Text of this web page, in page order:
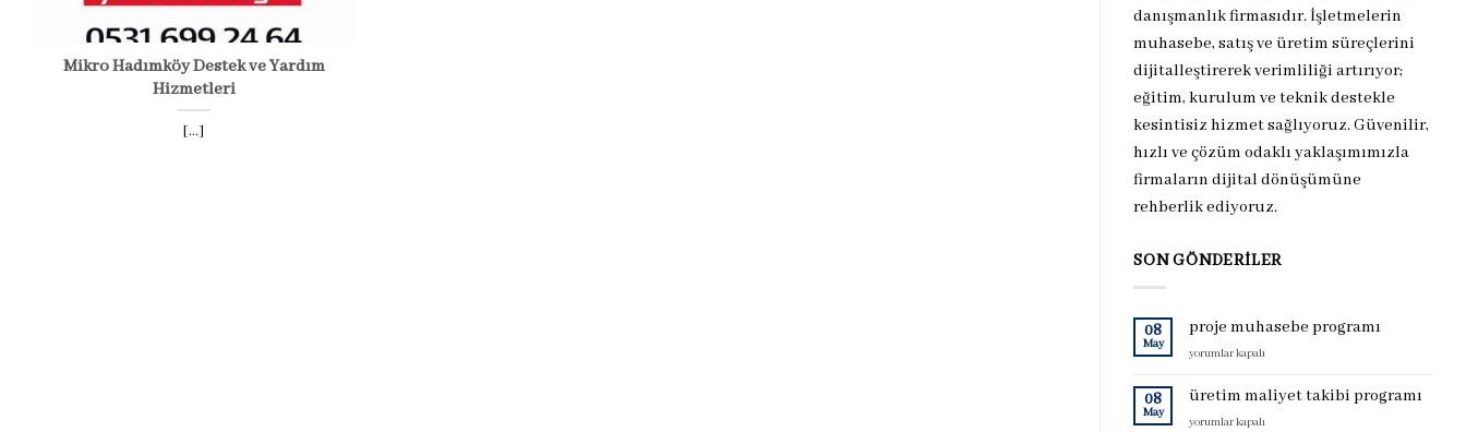
Mikro Hadımköy Destek ve Yardım
Hizmetleri
[...]
danışmanlık firmasıdır. İşletmelerin
muhasebe, satış ve üretim süreçlerini
dijitalleştirerek verimliliği artırıyor;
eğitim, kurulum ve teknik destekle
kesintisiz hizmet sağlıyoruz. Güvenilir,
hızlı ve çözüm odaklı yaklaşımımızla
firmaların dijital dönüşümüne
rehberlik ediyoruz.
SON GÖNDERILER
08
May
proje muhasebe programı
proje
programı
yorumlar kapalı
08
May
üretim maliyet takibi programı
üretim
yorumlar kapalı